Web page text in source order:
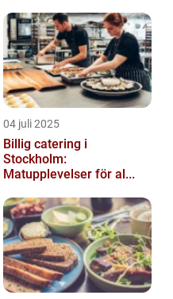
04 juli 2025
Billig catering i
Stockholm:
Matupplevelser för al...